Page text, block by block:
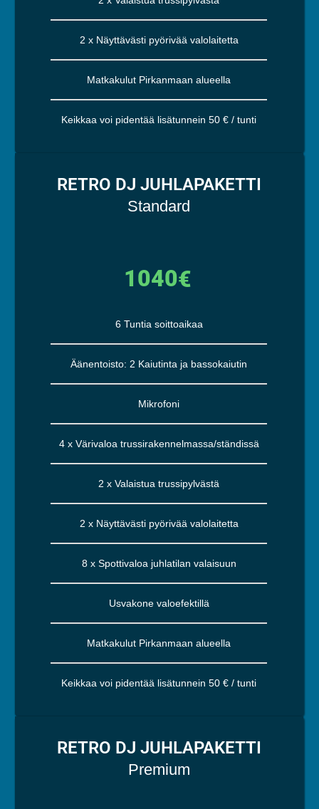
2 x Näyttävästi pyörivää valolaitetta
Matkakulut Pirkanmaan alueella
Keikkaa voi pidentää lisätunnein 50 € / tunti
RETRO DJ JUHLAPAKETTI
Standard
1040€
6 Tuntia soittoaikaa
Äänentoisto: 2 Kaiutinta ja bassokaiutin
Mikrofoni
4 x Värivaloa trussirakennelmassa/ständissä
2 x Valaistua trussipylvästä
2 x Näyttävästi pyörivää valolaitetta
8 x Spottivaloa juhlatilan valaisuun
Usvakone valoefektillä
Matkakulut Pirkanmaan alueella
Keikkaa voi pidentää lisätunnein 50 € / tunti
RETRO DJ JUHLAPAKETTI
Premium